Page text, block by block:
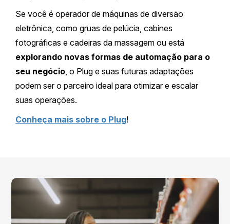
Se você é operador de máquinas de diversão
eletrônica, como gruas de pelúcia, cabines
fotográficas e cadeiras da massagem ou está
explorando novas formas de automação para o
seu negócio , o Plug e suas futuras adaptações
podem ser o parceiro ideal para otimizar e escalar
suas operações.
Conheça mais sobre o Plug!